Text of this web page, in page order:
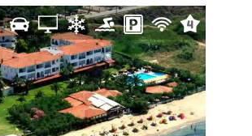
autobusa.
je brojčano sastavni deo ličnog prtljaga.
u obavezi da prevezemo prtljag koji prelazi
broja prtljaga, prevoznik ili Organizator
interesu komfora ostalih putnika) nije u
primi višak prtljaga.